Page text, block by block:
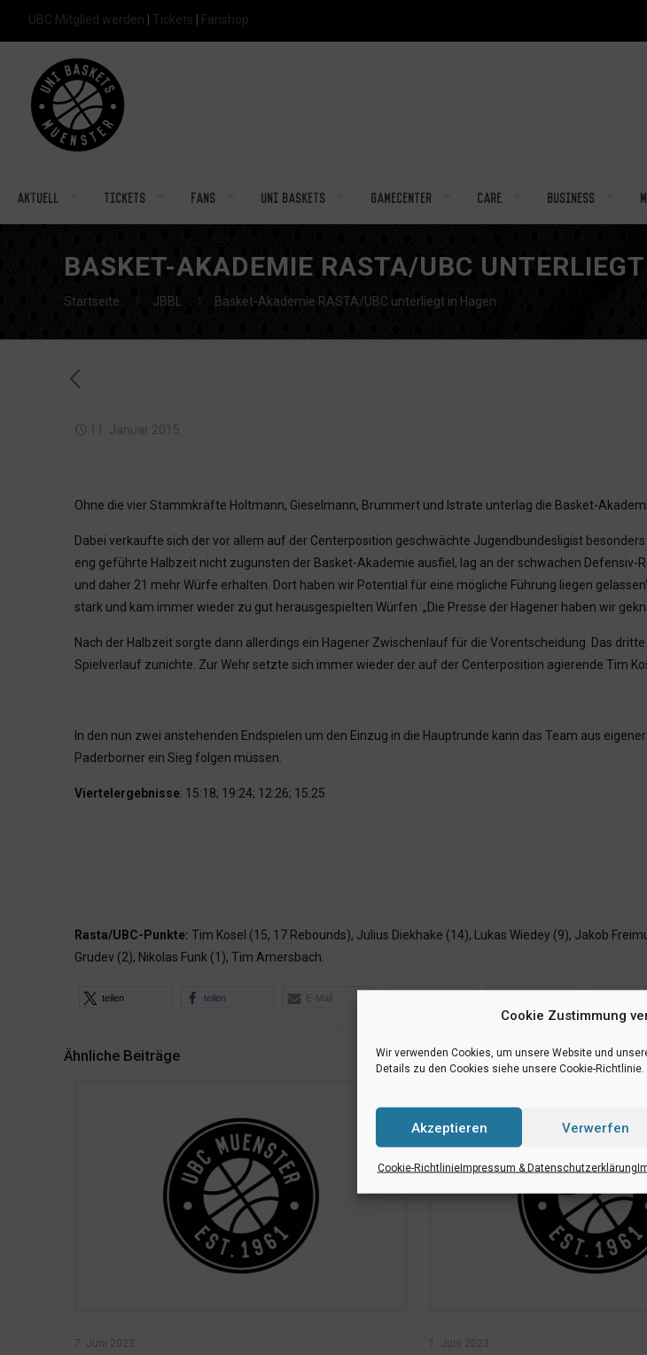
Cookie Zustimmung
Wir verwenden Cookies, um unsere Website und
Details zu den Cookies siehe unsere Cookie-Richtlinie.
Akzeptieren Verwerfen
Cookie-RichtlinieImpressum & Datenschutzerklärung
UBC Mitglied werden Tickets Fanshop
Aktuell Tickets Fans Uni Baskets Gamecenter Care Business
BASKET-AKADEMIE RASTA/UBC
Startseite JBBL Basket-Akademie RASTA/UBC unterliegt in Hagen
11. Januar 2015
Ohne die vier Stammkräfte Holtmann, Gieselmann, Brummert und Istrate unterlag die Basket-
Dabei verkaufte sich der vor allem auf der Centerposition geschwächte Jugendbundesligist
eng geführte Halbzeit nicht zugunsten der Basket-Akademie ausfiel, lag an der schwachen
und daher 21 mehr Würfe erhalten. Dort haben wir Potential für eine mögliche Führung liegen
stark und kam immer wieder zu gut herausgespielten Würfen. „Die Presse der Hagener haben wir
Nach der Halbzeit sorgte dann allerdings ein Hagener Zwischenlauf für die Vorentscheidung. Das
Spielverlauf zunichte. Zur Wehr setzte sich immer wieder der auf der Centerposition agierende Tim
In den nun zwei anstehenden Endspielen um den Einzug in die Hauptrunde kann das Team aus
Paderborner ein Sieg folgen müssen.
Viertelergebnisse: 15:18; 19:24; 12:26; 15:25
Rasta/UBC-Punkte: Tim Kosel (15, 17 Rebounds), Julius Diekhake (14), Lukas Wiedey (9), Jakob
Grudev (2), Nikolas Funk (1), Tim Amersbach.
teilen teilen E-Mail
Ähnliche Beiträge
7. Juni 2023 1. Juni 2023